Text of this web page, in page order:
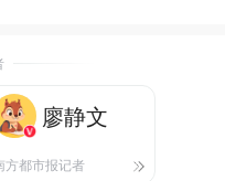
廖静文
方都市报记者